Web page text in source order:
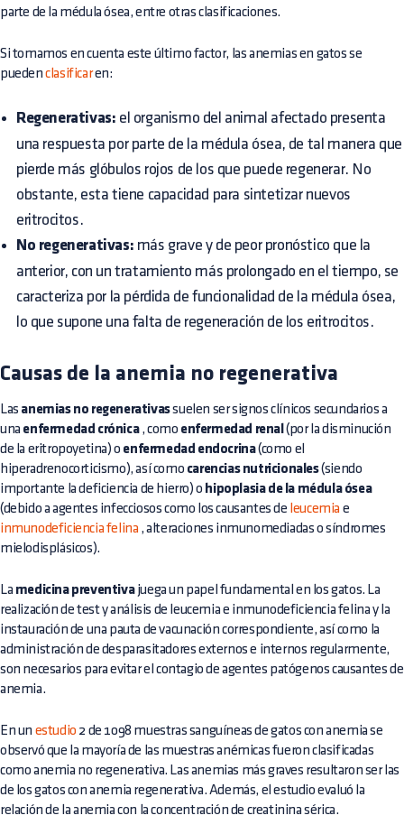
parte de la médula ósea, entre otras clasificaciones.
Si tomamos en cuenta este último factor, las anemias en gatos se
puedenclasificaren:
Regenerativas: el organismo del animal afectado presenta
una respuesta por parte de la médula ósea, de tal manera que
pierde más glóbulos rojos de los que puede regenerar. No
obstante, esta tiene capacidad para sintetizar nuevos
eritrocitos.
No regenerativas: más grave y de peor pronóstico que la
anterior, con un tratamiento más prolongado en el tiempo, se
caracteriza por la pérdida de funcionalidad de la médula ósea,
lo que supone una falta de regeneración de los eritrocitos.
Causas de la anemia no regenerativa
Las anemias no regenerativassuelen ser signos clínicos secundarios a
una enfermedad crónica, como enfermedad renal (por la disminución
de la eritropoyetina) o enfermedad endocrina(como el
hiperadrenocorticismo), así como carencias nutricionales(siendo
importante la deficiencia de hierro) o hipoplasia de la médula ósea
(debido a agentes infecciosos como los causantes de leucemia e
inmunodeficiencia felina , alteraciones inmunomediadas o síndromes
mielodisplásicos).
La medicina preventivajuega un papel fundamental en los gatos. La
realización de test y análisis de leucemia e inmunodeficiencia felina y la
instauración de una pauta de vacunación correspondiente, así como la
administración de desparasitadores externos e internos regularmente,
son necesarios para evitar el contagio de agentes patógenos causantes de
anemia.
En un estudio 2 de 1098 muestras sanguíneas de gatos con anemia se
observó que la mayoría de las muestras anémicas fueron clasificadas
como anemia no regenerativa. Las anemias más graves resultaron ser las
de los gatos con anemia regenerativa. Además, el estudio evaluó la
relación de la anemia con la concentración de creatinina sérica.